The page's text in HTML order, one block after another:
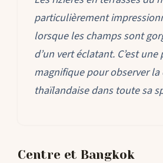
particulièrement
lorsque les champs sont
d’un vert éclatant. C’est une
magnifique pour observer la
thaïlandaise dans toute sa
Centre et Bangkok